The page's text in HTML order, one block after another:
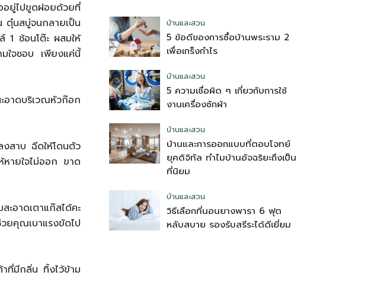
ยู่ไปขูดฝอยด้วยที่
ตุ๋นสบู่จนกลายเป็น
1 ช้อนโต๊ะ ผสมให้
ใจชอบ เพียงแค่นี้
อาดบริเวณหัวก๊อก
สาบ ฉีดให้โดนตัว
หายใจไม่ออก ขาด
อาดเตาแก๊สได้คะ
ยคุณเบาแรงขัดไป
ที่มีกลิ่น ทิ้งไว้ข้าม
บ้านและสวน
5 ข้อดีของการซื้อบ้านพระราม 2
เพื่อเกร็งกำไร
บ้านและสวน
5 ความเชื่อผิด ๆ เกี่ยวกับการใช้
งานเครื่องซักผ้า
บ้านและสวน
บ้านและการออกแบบที่ตอบโจทย์
ยุคดิจิทัล ทำไมบ้านอัจฉริยะถึงเป็น
ที่นิยม
บ้านและสวน
วิธีเลือกที่นอนยางพารา 6 ฟุต
หลับสบาย รองรับสรีระได้ดีเยี่ยม